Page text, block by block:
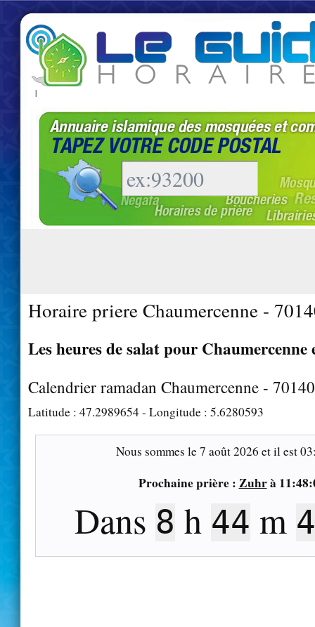
|
Horaire priere Chaumercenne -
Les heures de salat pour Chaumercenne
Calendrier ramadan Chaumercenne - 70140
Latitude : 47.2989654- Longitude : 5.6280593
Nous sommes le7 août 2026 et il est
Prochaine prière : Zuhrà
Dans 8 h 44 m